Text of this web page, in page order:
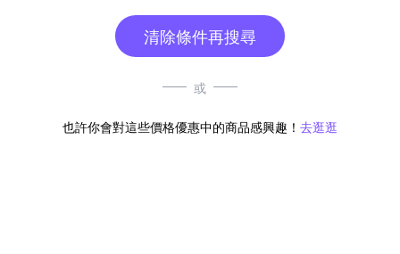
清除條件再搜尋
或
也許你會對這些價格優惠中的商品感興趣！ 去逛逛